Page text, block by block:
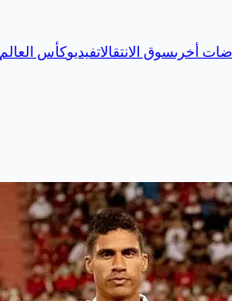
أخرىسوق الانتقالاتفيديوكأس العالم 2026